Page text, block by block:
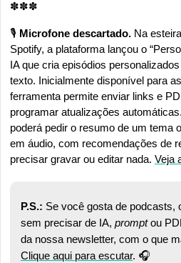
✽✽✽
🎙️ Microfone descartado. Na
Spotify, a plataforma lançou o
IA que cria episódios
texto. Inicialmente disponível para
ferramenta permite enviar links e
programar atualizações
poderá pedir o resumo de um tema
em áudio, com recomendações de
precisar gravar ou editar nada. Veja
P.S.: Se você gosta de podcasts,
sem precisar de IA, prompt ou
Clique aqui para escutar. 🎧